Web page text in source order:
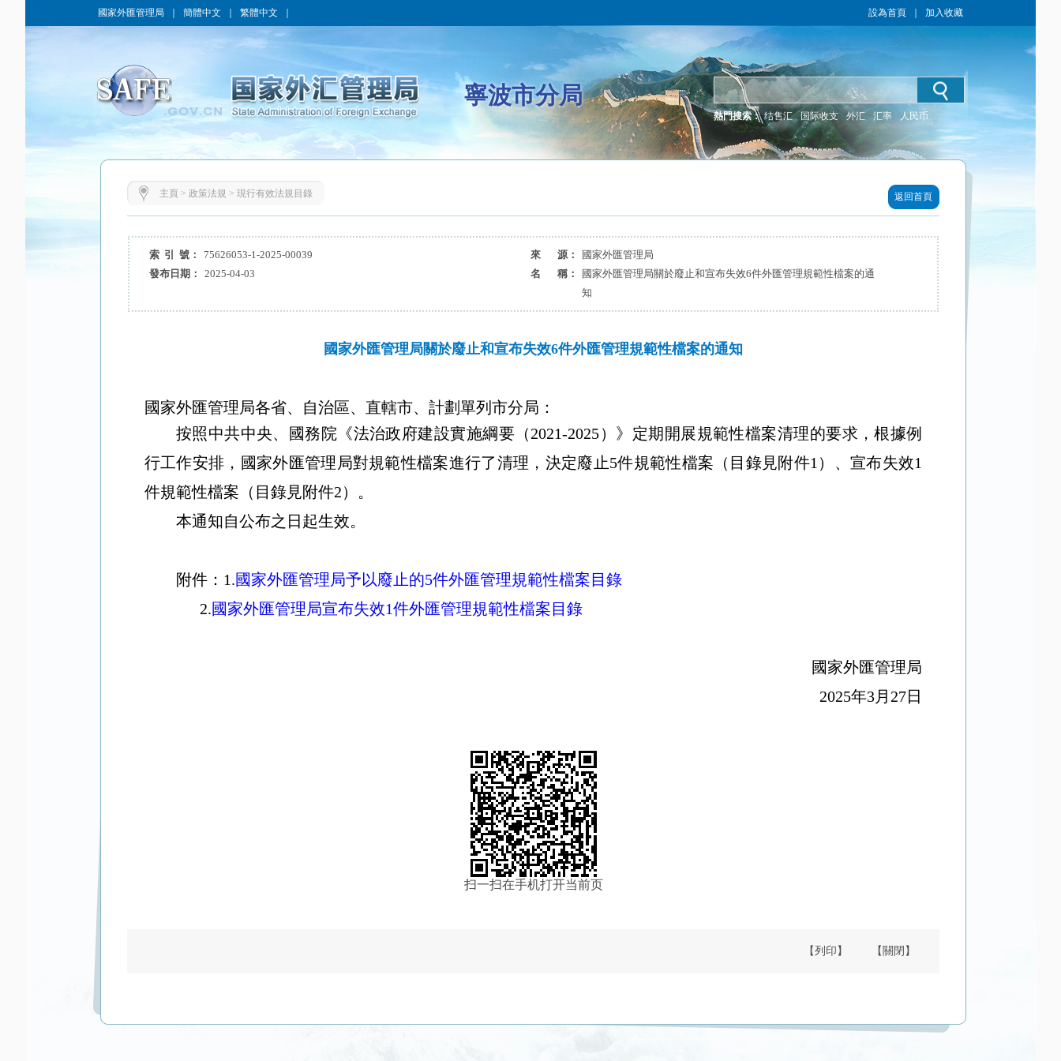
國家外匯管理局 簡體中文 繁體中文 設為首頁 加入收藏
寧波市分局
熱門搜索： 结售汇 国际收支 外汇 汇率 人民币
主頁 > 政策法規 > 現行有效法規目錄 返回首頁
索 引 號： 75626053-1-2025-00039 來 源：
國家外匯管理局
發布日期：
2025-04-03 名 稱：
國家外匯管理局關於廢止和宣布失效6件外匯管理規範性檔案的通
知
國家外匯管理局關於廢止和宣布失效6件外匯管理規範性檔案的通知
國家外匯管理局各省、自治區、直轄市、計劃單列市分局：
按照中共中央、國務院《法治政府建設實施綱要（2021-2025）》定期開展規範性檔案清理的要求，根據例
行工作安排，國家外匯管理局對規範性檔案進行了清理，決定廢止5件規範性檔案（目錄見附件1 ）、宣布失效1
件規範性檔案（目錄見附件2）。
本通知自公布之日起生效。
附件： 1.國家外匯管理局予以廢止的5件外匯管理規範性檔案目錄
2.國家外匯管理局宣布失效1件外匯管理規範性檔案目錄
國家外匯管理局
2025年3月 27日
扫一扫在手机打开当前页
【列印】 【關閉】